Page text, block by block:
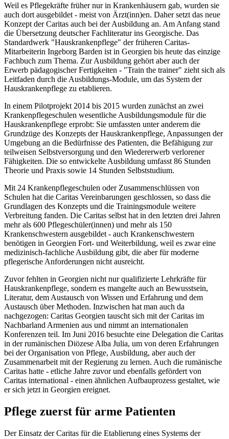
Weil es Pflegekräfte früher nur in Krankenhäusern gab, wurden sie
auch dort ausgebildet - meist von Ärzt(inn)en. Daher setzt das neue
Konzept der Caritas auch bei der Ausbildung an. Am Anfang stand
die Übersetzung deutscher Fachliteratur ins Georgische. Das
Standardwerk "Hauskrankenpflege" der früheren Caritas-
Mitarbeiterin Ingeborg Barden ist in Georgien bis heute das einzige
Fachbuch zum Thema. Zur Ausbildung ge­­hört aber auch der
Erwerb pädagogischer Fertigkeiten - "Train the trainer" zieht sich als
Leitfaden durch die Ausbildungs-Module, um das System der
Hauskrankenpflege zu etablieren.
In einem Pilotprojekt 2014 bis 2015 wurden zunächst an zwei
Krankenpflegeschulen wesentliche Ausbildungsmodule für die
Hauskrankenpflege erprobt: Sie umfassten unter anderem die
Grundzüge des Konzepts der Hauskrankenpflege, Anpassungen der
Umgebung an die Bedürfnisse des Patienten, die Befähigung zur
teilweisen Selbstversorgung und den Wiedererwerb verlorener
Fähigkeiten. Die so entwickelte Ausbildung umfasst 86 Stunden
Theorie und Praxis sowie 14 Stunden Selbststudium.
Mit 24 Krankenpflegeschulen oder Zu­sammenschlüssen von
Schulen hat die Caritas Vereinbarungen geschlossen, so dass die
Grundlagen des Konzepts und die Trainingsmodule weitere
Verbreitung fanden. Die Caritas selbst hat in den letzten drei Jahren
mehr als 600 Pflegeschüler(innen) und mehr als 150
Krankenschwestern ausgebildet - auch Krankenschwestern
benötigen in Georgien Fort- und Weiterbildung, weil es zwar eine
medizinisch-fachliche Ausbildung gibt, die aber für moderne
pflegerische Anforderungen nicht ausreicht.
Zuvor fehlten in Georgien nicht nur qualifizierte Lehrkräfte für
Hauskrankenpflege, sondern es mangelte auch an Bewusstsein,
Literatur, dem Austausch von Wissen und Erfahrung und dem
Austausch über Methoden. Inzwischen hat man auch da
nachgezogen: Caritas Georgien tauscht sich mit der Caritas im
Nachbarland Armenien aus und nimmt an internationalen
Konferenzen teil. Im Juni 2016 besuchte eine Delegation die Caritas
in der rumänischen Diözese Alba Julia, um von deren Erfahrungen
bei der Organisation von Pflege, Ausbildung, aber auch der
Zusammenarbeit mit der Regierung zu lernen. Auch die rumänische
Caritas hatte - etliche Jahre zuvor und ebenfalls gefördert von
Caritas international - einen ähnlichen Aufbauprozess gestaltet, wie
er sich jetzt in Georgien ereignet.
Pflege zuerst für arme Patienten
Der Einsatz der Caritas für die Etablierung eines Systems der